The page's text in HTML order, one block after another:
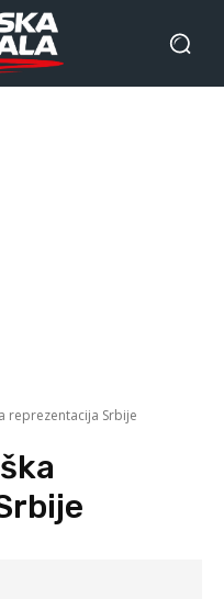
reprezentacija Srbije